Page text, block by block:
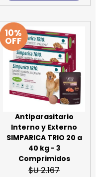
10%
OFF
Antiparasitario
Interno y Externo
SIMPARICA TRIO 20 a
40 kg - 3
Comprimidos
$U 2.167